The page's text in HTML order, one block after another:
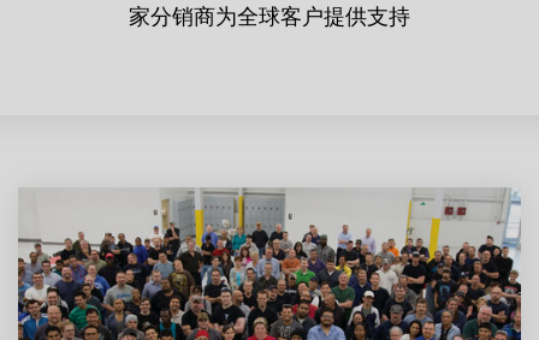
家分销商为全球客户提供支持